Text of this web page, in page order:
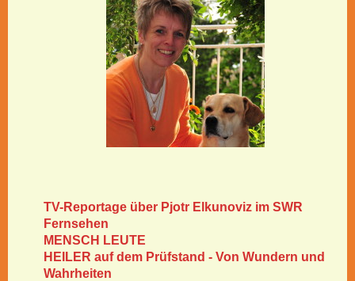
TV-Reportage über Pjotr Elkunoviz im SWR
Fernsehen
MENSCH LEUTE
HEILER auf dem Prüfstand - Von Wundern und
Wahrheiten